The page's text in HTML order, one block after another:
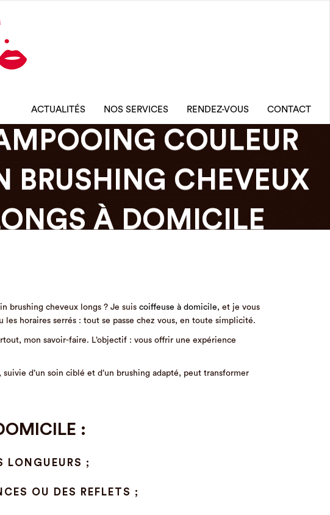
ACTUALITÉS NOS SERVICES RENDEZ-VOUS CONTACT
COULEUR
BRUSHING CHEVEUX
À DOMICILE
brushing cheveux longs ? Je suis coiffeuse à domicile, et je vous
horaires serrés : tout se passe chez vous, en toute simplicité.
mon savoir-faire. L’objectif : vous offrir une expérience
d’un soin ciblé et d’un brushing adapté, peut transformer
:
LONGUEURS ;
OU DES REFLETS ;